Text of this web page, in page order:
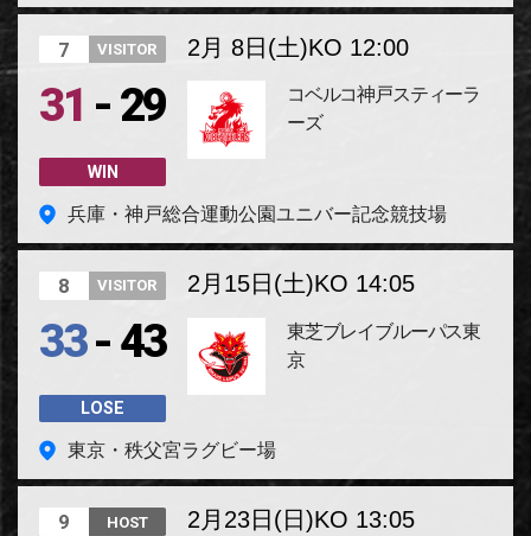
7 VISITOR 2月 8日(土)KO 12:00
31 - 29
WIN
コベルコ神戸スティーラ
ーズ
兵庫・神戸総合運動公園ユニバー記念競技場
8 VISITOR 2月15日(土)KO 14:05
33- 43
LOSE
東芝ブレイブルーパス東
京
東京・秩父宮ラグビー場
9 HOST 2月23日(日)KO 13:05